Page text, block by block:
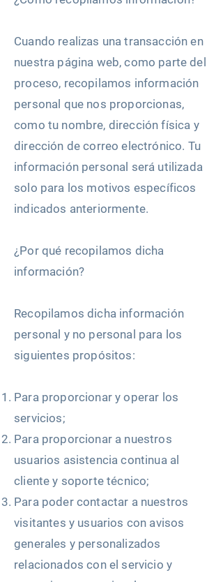
Cuando realizas una transacción en
nuestra página web, como parte del
proceso, recopilamos información
personal que nos proporcionas,
como tu nombre, dirección física y
dirección de correo electrónico. Tu
información personal será utilizada
solo para los motivos específicos
indicados anteriormente.
¿Por qué recopilamos dicha
información?
Recopilamos dicha información
personal y no personal para los
siguientes propósitos:
Para proporcionar y operar los
servicios;
Para proporcionar a nuestros
usuarios asistencia continua al
cliente y soporte técnico;
Para poder contactar a nuestros
visitantes y usuarios con avisos
generales y personalizados
relacionados con el servicio y